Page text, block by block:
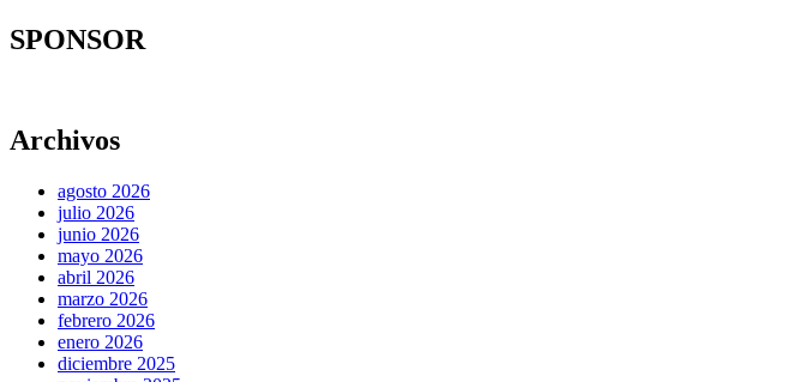
SPONSOR
Archivos
agosto 2026
julio 2026
junio 2026
mayo 2026
abril 2026
marzo 2026
febrero 2026
enero 2026
diciembre 2025